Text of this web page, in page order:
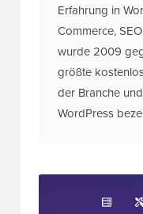
Erfahrung in
Commerce,
wurde 2009
größte
der Branche
WordPress